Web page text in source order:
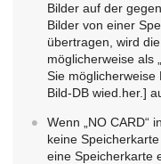
Bilder auf der
Bilder von einer
übertragen, wird
möglicherweise als
Sie möglicherweise
Bild-DB wied.her.]
Wenn „NO CARD“
keine
eine Speicherkarte